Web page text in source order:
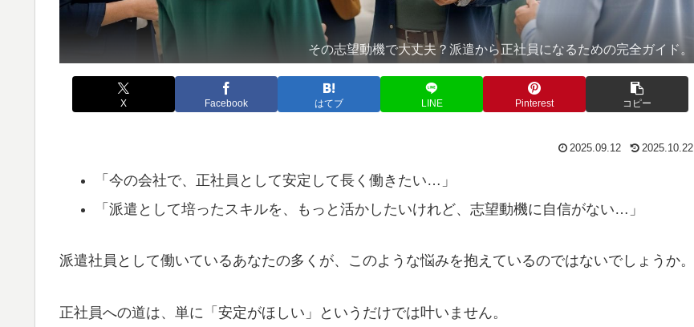
その志望動機で大丈夫？派遣から正社員になるための完全ガイド。
X Facebook はてブ LINE Pinterest コピー
2025.09.12 2025.10.22
「今の会社で、正社員として安定して長く働きたい…」
「派遣として培ったスキルを、もっと活かしたいけれど、志望動機に自信がない…」
派遣社員として働いているあなたの多くが、このような悩みを抱えているのではないでしょうか。
正社員への道は、単に「安定がほしい」というだけでは叶いません。